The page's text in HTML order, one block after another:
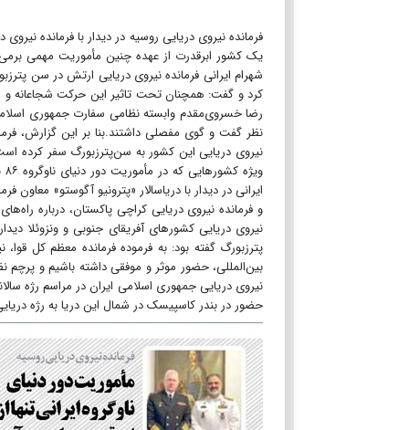
یک کشور ابرقدرت از عهده چنین مأموریت مهمی
شهرام ایرانی فرمانده نیروی دریایی ارتش در سن
کرد و گفت: همچنان تحت تاثیر این حرکت شجاعانه و
رضا خسروی‌مقدم وابسته نظامی سفارت جمهوری
نظر گفت و گوی مفصلی داشتند.بنا بر این گزارش،
نیروی دریایی این کشور به سن‌پترزبورگ سفر کرده
ایرانی در دیدار با دریاسالار «پترونیو آگوستو» معاون
و فرمانده نیروی دریایی کراچی پاکستان، درباره
نیروی دریایی کشورهای آفریقای جنوبی و ونزوئلا
پترزبورگ گفته بود: به فرموده فرمانده معظم کل
بین‌المللی، حضور موثر و موفقی داشته باشیم و پرچم
نیروی دریایی جمهوری اسلامی ایران در مراسم رژه
حضور در بندر کاسپیسک در شمال این دریا به رژه